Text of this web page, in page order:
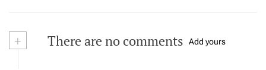
+ There are no comments Add yours